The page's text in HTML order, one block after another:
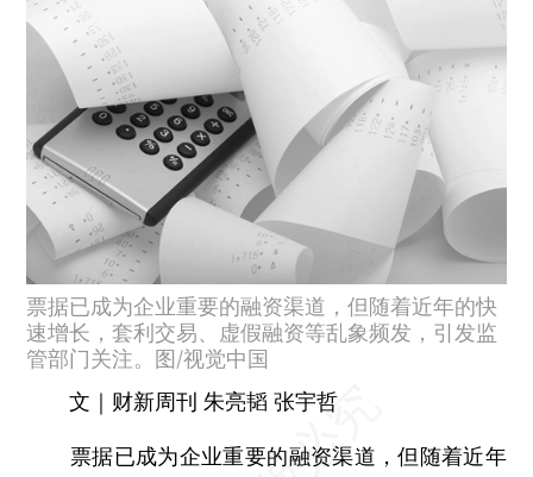
票据已成为企业重要的融资渠道，但随着近年的快
速增长，套利交易、虚假融资等乱象频发，引发监
管部门关注。图/视觉中国
文｜财新周刊 朱亮韬 张宇哲
票据已成为企业重要的融资渠道，但随着近年